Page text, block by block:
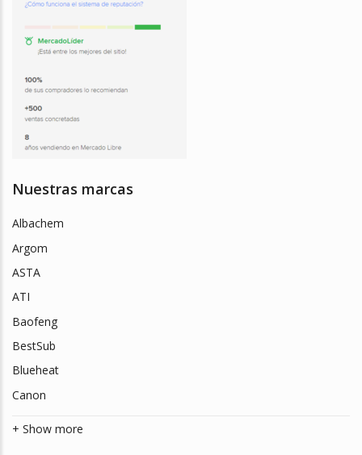
Nuestras marcas
Albachem
Argom
ASTA
ATI
Baofeng
BestSub
Blueheat
Canon
+ Show more